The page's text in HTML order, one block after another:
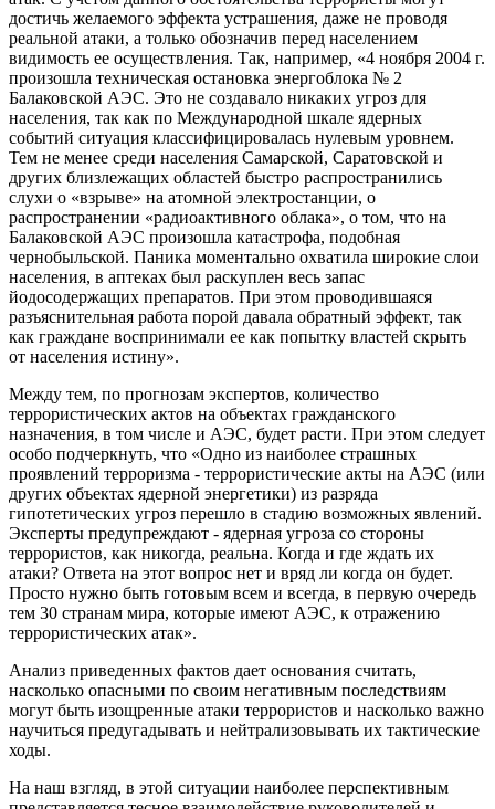
достичь желаемого эффекта устрашения, даже не проводя
реальной атаки, а только обозначив перед населением
видимость ее осуществления. Так, например, «4 ноября 2004 г.
произошла техническая остановка энергоблока № 2
Балаковской АЭС. Это не создавало никаких угроз для
населения, так как по Международной шкале ядерных
событий ситуация классифицировалась нулевым уровнем.
Тем не менее среди населения Самарской, Саратовской и
других близлежащих областей быстро распространились
слухи о «взрыве» на атомной электростанции, о
распространении «радиоактивного облака», о том, что на
Балаковской АЭС произошла катастрофа, подобная
чернобыльской. Паника моментально охватила широкие слои
населения, в аптеках был раскуплен весь запас
йодосодержащих препаратов. При этом проводившаяся
разъяснительная работа порой давала обратный эффект, так
как граждане воспринимали ее как попытку властей скрыть
от населения истину».
Между тем, по прогнозам экспертов, количество
террористических актов на объектах гражданского
назначения, в том числе и АЭС, будет расти. При этом следует
особо подчеркнуть, что «Одно из наиболее страшных
проявлений терроризма - террористические акты на АЭС (или
других объектах ядерной энергетики) из разряда
гипотетических угроз перешло в стадию возможных явлений.
Эксперты предупреждают - ядерная угроза со стороны
террористов, как никогда, реальна. Когда и где ждать их
атаки? Ответа на этот вопрос нет и вряд ли когда он будет.
Просто нужно быть готовым всем и всегда, в первую очередь
тем 30 странам мира, которые имеют АЭС, к отражению
террористических атак».
Анализ приведенных фактов дает основания считать,
насколько опасными по своим негативным последствиям
могут быть изощренные атаки террористов и насколько важно
научиться предугадывать и нейтрализовывать их тактические
ходы.
На наш взгляд, в этой ситуации наиболее перспективным